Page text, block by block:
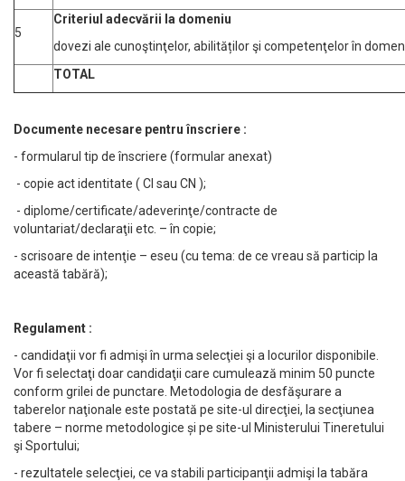
5
Criteriul adecvării la domeniu
dovezi ale cunoştinţelor, abilităților şi competenţelor în
TOTAL
Documente necesare pentru înscriere :
- formularul tip de înscriere (formular anexat)
- copie act identitate ( CI sau CN );
- diplome/certificate/adeverinţe/contracte de
voluntariat/declaraţii etc. – în copie;
- scrisoare de intenţie – eseu (cu tema: de ce vreau să particip la
această tabără);
Regulament :
- candidaţii vor fi admişi în urma selecţiei şi a locurilor disponibile.
Vor fi selectaţi doar candidaţii care cumulează minim 50 puncte
conform grilei de punctare. Metodologia de desfăşurare a
taberelor naţionale este postată pe site-ul direcţiei, la secţiunea
tabere – norme metodologice și pe site-ul Ministerului Tineretului
şi Sportului;
- rezultatele selecţiei, ce va stabili participanţii admişi la tabăra